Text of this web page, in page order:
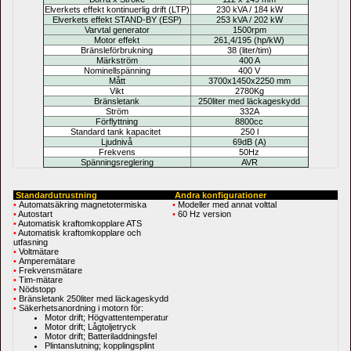
Elverkets effekt kontinuerlig drift (LTP)
230 kVA / 184 kW
Elverkets effekt STAND-BY (ESP)
253 kVA / 202 kW
Varvtal generator
1500rpm
Motor effekt
261,4/195 (hp/kW)
Bränsleförbrukning
38 (liter/tim)
Märkström
400 A
Nominellspänning
400 V
Mått
3700x1450x2250 mm
Vikt
2780Kg
Bränsletank
250liter med läckageskydd
Ström
332A
Förflyttning
8800cc
Standard tank kapacitet
250 l
Ljudnivå
69dB (A)
Frekvens
50Hz
Spänningsreglering
AVR
Standardutrustning
Andra konfigurationer
• Automatsäkring magnetotermiska
•Autostart
•Automatisk kraftomkopplare ATS
•Automatisk kraftomkopplare och
utfasning
• Voltmätare
• Amperemätare
• Frekvensmätare
• Tim-mätare
• Nödstopp
• Bränsletank 250liter med läckageskydd
• Säkerhetsanordning i motorn för:
Motor drift; Högvattentemperatur
Motor drift; Lågtoljetryck
Motor drift; Batteriladdningsfel
Plintanslutning; kopplingsplint
• Modeller med annat volttal
• 60 Hz version